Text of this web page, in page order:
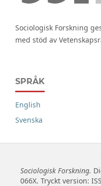
Sociologisk Forskning
med stöd av
SPRÅK
English
Svenska
Sociologisk Forskning.
066X. Tryckt version: